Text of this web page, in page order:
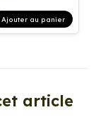
Ajouter au panier
article